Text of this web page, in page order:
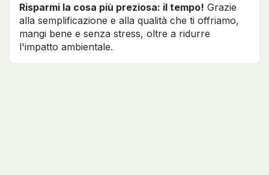
Risparmi la cosa più preziosa: il tempo! Grazie
alla semplificazione e alla qualità che ti offriamo,
mangi bene e senza stress, oltre a ridurre
l'impatto ambientale.